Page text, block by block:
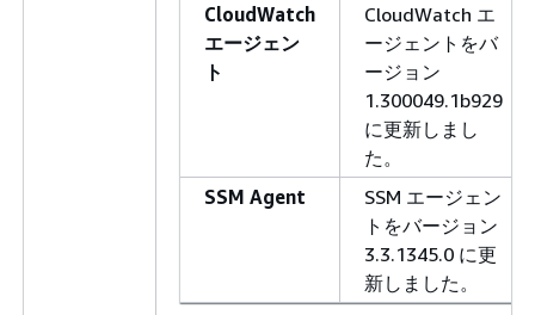
CloudWatch
エージェン
ト
CloudWatch エ
ージェントをバ
ージョン
1.300049.1b929
に更新しまし
た。
SSM Agent
SSM エージェン
トをバージョン
3.3.1345.0 に更
新しました。